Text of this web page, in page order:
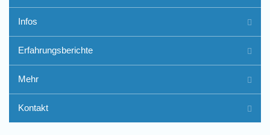
Freiwilligenarbeit im Ausland
- Erfahrungsberichte
Infos
Erfahrungsberichte
Mehr
Kontakt